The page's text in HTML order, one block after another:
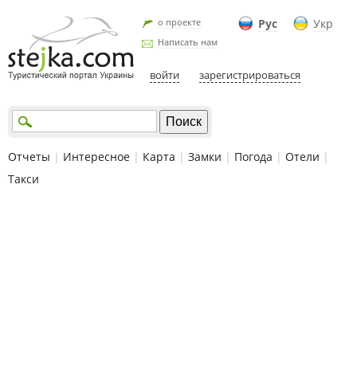
Рус Укр
о проекте
Написать нам
войти зарегистрироваться
Отчеты | Интересное | Карта | Замки | Погода | Отели |
Такси